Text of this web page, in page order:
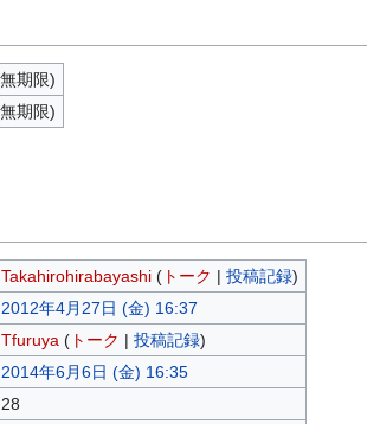
期限)
期限)
Takahirohirabayashi (トーク | 投稿記録)
2012年4月27日 (金) 16:37
Tfuruya (トーク | 投稿記録)
2014年6月6日 (金) 16:35
28